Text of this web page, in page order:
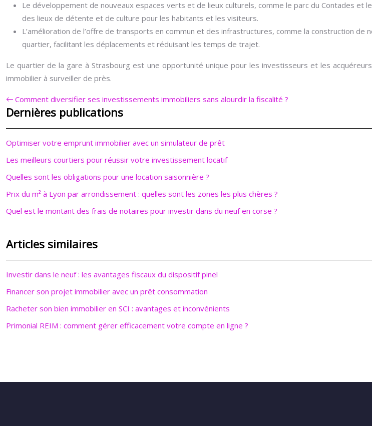
Le développement de nouveaux espaces verts et de lieux culturels, comme le parc du Contades
des lieux de détente et de culture pour les habitants et les visiteurs.
L’amélioration de l’offre de transports en commun et des infrastructures, comme la construction
quartier, facilitant les déplacements et réduisant les temps de trajet.
Le quartier de la gare à Strasbourg est une opportunité unique pour les investisseurs et les
immobilier à surveiller de près.
Comment diversifier ses investissements immobiliers sans alourdir la fiscalité ?
Dernières publications
Optimiser votre emprunt immobilier avec un simulateur de prêt
Les meilleurs courtiers pour réussir votre investissement locatif
Quelles sont les obligations pour une location saisonnière ?
Prix du m² à Lyon par arrondissement : quelles sont les zones les plus chères ?
Quel est le montant des frais de notaires pour investir dans du neuf en corse ?
Articles similaires
Investir dans le neuf : les avantages fiscaux du dispositif pinel
Financer son projet immobilier avec un prêt consommation
Racheter son bien immobilier en SCI : avantages et inconvénients
Primonial REIM : comment gérer efficacement votre compte en ligne ?